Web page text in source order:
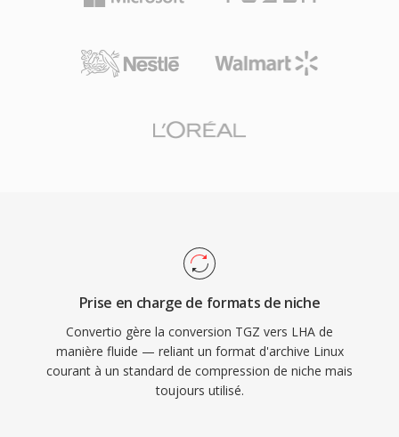
Prise en charge de formats de niche
Convertio gère la conversion TGZ vers LHA de
manière fluide — reliant un format d'archive Linux
courant à un standard de compression de niche mais
toujours utilisé.